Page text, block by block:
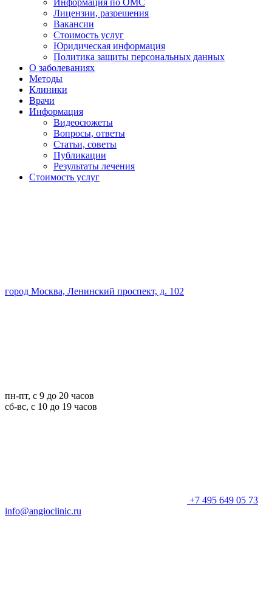
Лицензии, разрешения
Вакансии
Стоимость услуг
Юридическая информация
Политика защиты персональных данных
О заболеваниях
Методы
Клиники
Врачи
Информация
Видеосюжеты
Вопросы, ответы
Статьи, советы
Публикации
Результаты лечения
Стоимость услуг
город Москва, Ленинский проспект, д. 102
пн-пт, с 9 до 20 часов
сб-вс, с 10 до 19 часов
+7 495 649 05 73
info@angioclinic.ru